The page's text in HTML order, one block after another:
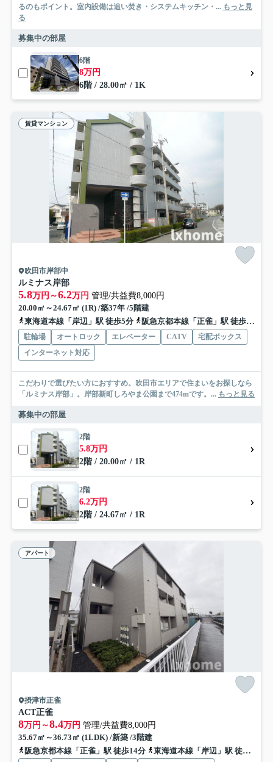
るのもポイント。室内設備は追い焚き・システムキッチン・... もっと見
る
募集中の部屋
6階
8万円
6階 / 28.00㎡ / 1K
賃貸マンション
吹田市岸部中
ルミナス岸部
5.8万円～6.2万円 管理/共益費8,000円
20.00㎡～24.67㎡ (1R) /築37年 /5階建
東海道本線「岸辺」駅 徒歩5分
阪急京都本線「正雀」駅 徒歩14分
駐輪場 オートロック エレベーター CATV
宅配ボックス
インターネット対応
こだわりで選びたい方におすすめ。吹田市エリアで住まいをお探しなら
「ルミナス岸部」。岸部新町しろやま公園まで474mです。... もっと見る
募集中の部屋
2階
5.8万円
2階 / 20.00㎡ / 1R
2階
6.2万円
2階 / 24.67㎡ / 1R
アパート
摂津市正雀
ACT正雀
8万円～8.4万円 管理/共益費8,000円
35.67㎡～36.73㎡ (1LDK) /新築 /3階建
阪急京都本線「正雀」駅 徒歩14分
東海道本線「岸辺」駅 徒歩20分